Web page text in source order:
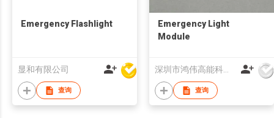
Emergency Flashlight
显和有限公司
查询
Emergency Light
Module
深圳市鸿伟高能科技有限公司
查询